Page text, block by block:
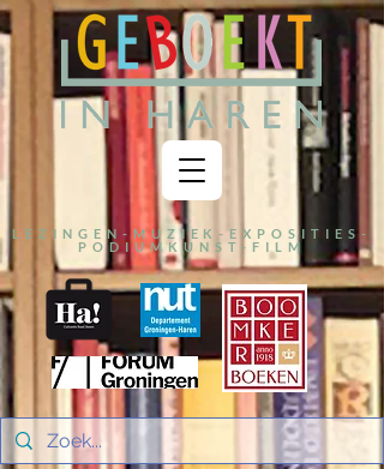
LEZINGEN-MUZIEK-EXPOSITIES-
PODIUMKUNST-FILM